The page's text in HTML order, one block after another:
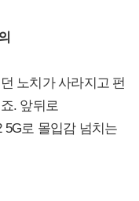
노치가 사라지고 펀
. 앞뒤로
5G로 몰입감 넘치는